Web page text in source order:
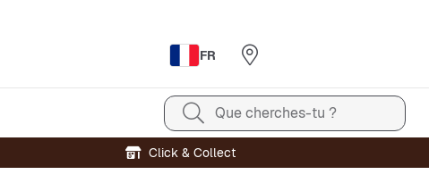
FR
Que cherches-tu ?
Click & Collect